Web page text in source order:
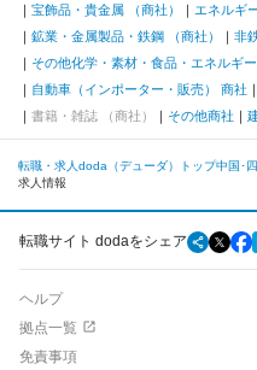
宝飾品・貴金属 （商社）
エネルギ
鉱業・金属製品・鉄鋼 （商社）
非
その他化学・素材・食品・エネルギー
自動車（インポーター・販売） 商社
書籍・雑誌 （商社）
その他商社
転職・求人doda（デューダ）トップ中国･
求人情報
転職サイト dodaをシェア
ヘルプ
拠点一覧
免責事項